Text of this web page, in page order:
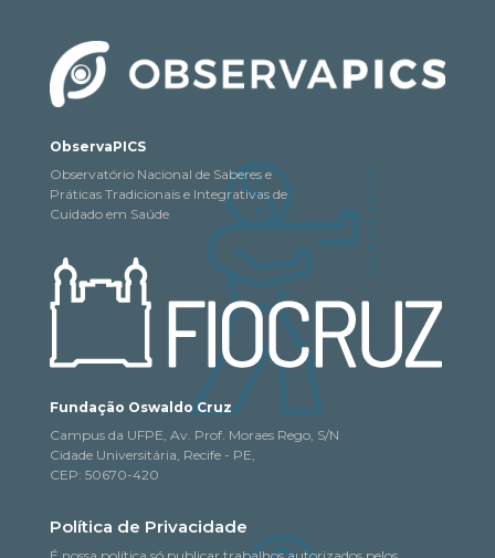
ObservaPICS
Observatório Nacional de Saberes e
Práticas Tradicionais e Integrativas de
Cuidado em Saúde
Fundação Oswaldo Cruz
Campus da UFPE, Av. Prof. Moraes Rego, S/N
Cidade Universitária, Recife - PE,
CEP: 50670-420
Política de Privacidade